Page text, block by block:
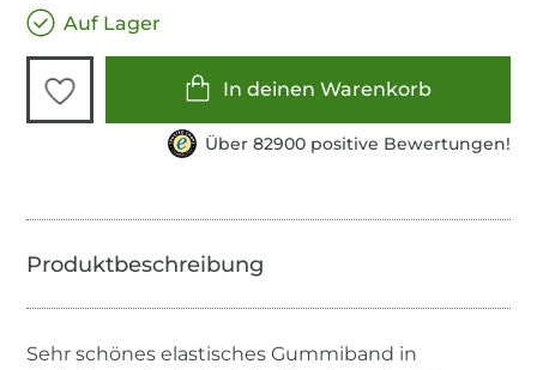
Auf Lager
In deinen Warenkorb
Über 82900 positive Bewertungen!
Sehr schönes elastisches Gummiband in